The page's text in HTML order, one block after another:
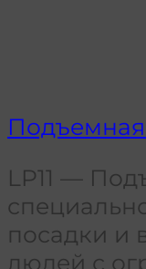
Подъемная
LP11 —
посадки и
людей с